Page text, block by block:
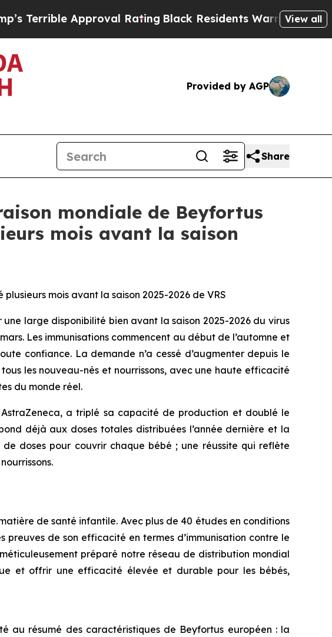
Approval RatingBlack Residents Warned of AbusiveView all
Provided by AGP
Share
mondiale de Beyfortus
mois avant la saison
mois avant la saison 2025-2026 de VRS
large disponibilité bien avant la saison 2025-2026 du virus
Les immunisations commencent au début de l’automne et
confiance. La demande n’a cessé d’augmenter depuis le
les nouveau-nés et nourrissons, avec une haute efficacité
du monde réel.
a triplé sa capacité de production et doublé le
déjà aux doses totales distribuées l’année dernière et la
doses pour couvrir chaque bébé ; une réussite qui reflète
de santé infantile. Avec plus de 40 études en conditions
de son efficacité en termes d’immunisation contre le
préparé notre réseau de distribution mondial
et offrir une efficacité élevée et durable pour les bébés,
au résumé des caractéristiques de Beyfortus européen : la